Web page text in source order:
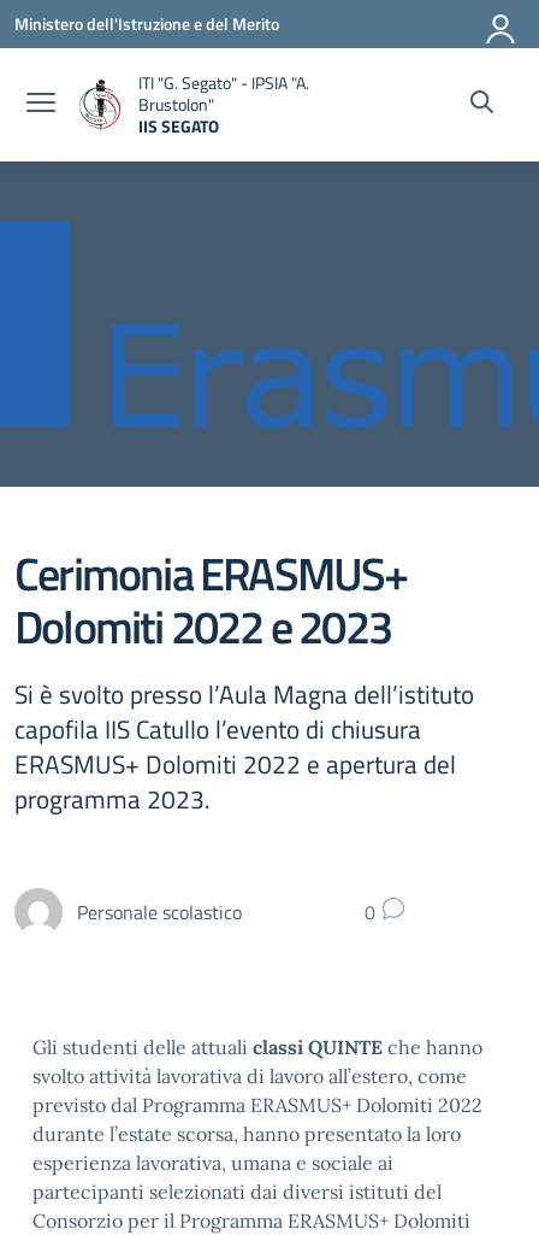
Vai ai contenuti
Vai al menu di navigazione
Vai al footer
Ministero dell'Istruzione e del Merito
ITI "G. Segato" - IPSIA "A.
Brustolon"
IIS SEGATO
Cerimonia ERASMUS+
Dolomiti 2022 e 2023
Si è svolto presso l’Aula Magna dell’istituto
capofila IIS Catullo l’evento di chiusura
ERASMUS+ Dolomiti 2022 e apertura del
programma 2023.
Personale scolastico 0
Gli studenti delle attuali classi QUINTE che hanno
svolto attività lavorativa di lavoro all’estero, come
previsto dal Programma ERASMUS+ Dolomiti 2022
durante l’estate scorsa, hanno presentato la loro
esperienza lavorativa, umana e sociale ai
partecipanti selezionati dai diversi istituti del
Consorzio per il Programma ERASMUS+ Dolomiti